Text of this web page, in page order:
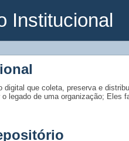
Institucional
que coleta, preserva e
legado de uma organização; Eles